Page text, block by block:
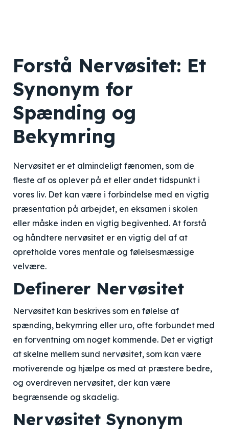
Forstå Nervøsitet: Et
Synonym for
Spænding og
Bekymring
Nervøsitet er et almindeligt fænomen, som de
fleste af os oplever på et eller andet tidspunkt i
vores liv. Det kan være i forbindelse med en vigtig
præsentation på arbejdet, en eksamen i skolen
eller måske inden en vigtig begivenhed. At forstå
og håndtere nervøsitet er en vigtig del af at
opretholde vores mentale og følelsesmæssige
velvære.
Definerer Nervøsitet
Nervøsitet kan beskrives som en følelse af
spænding, bekymring eller uro, ofte forbundet med
en forventning om noget kommende. Det er vigtigt
at skelne mellem sund nervøsitet, som kan være
motiverende og hjælpe os med at præstere bedre,
og overdreven nervøsitet, der kan være
begrænsende og skadelig.
Nervøsitet Synonym